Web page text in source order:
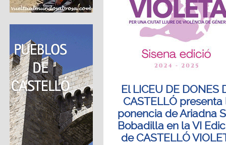
El LICEU DE DONES
CASTELLÓ presenta
ponencia de Ariadna
Bobadilla en la VI
de CASTELLÓ